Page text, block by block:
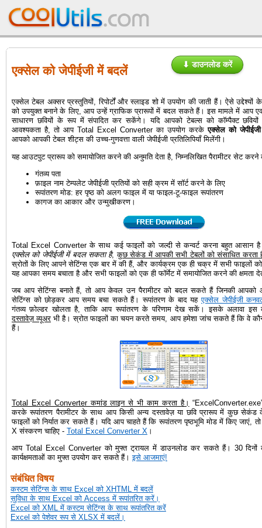
एक्सेल को जेपीईजी में बदलें ⬇ डाउनलोड करें
एक्सेल टेबल अक्सर प्रस्तुतियों, रिपोर्टों और स्लाइड शो में उपयोग की जाती हैं। ऐसे उद्देश्यों
को उपयुक्त बनाने के लिए, आप उन्हें ग्राफिक प्रारूपों में बदल सकते हैं। इस मामले में आप
साधारण छवियों के रूप में संपादित कर सकेंगे। यदि आपको टेबल्स को कॉम्पैक्ट छवियों
आवश्यकता है, तो आप Total Excel Converter का उपयोग करकेएक्सेल को
आपको आपकी टेबल शीट्स की उच्च-गुणवत्ता वाली जेपीईजी प्रतिलिपियाँ मिलेंगी।
यह आउटपुट प्रारूप को समायोजित करने की अनुमति देता है, निम्नलिखित पैरामीटर सेट करने
गंतव्य पता
फ़ाइल नाम टेम्पलेट जेपीईजी प्रतियों को सही क्रम में सॉर्ट करने के लिए
रूपांतरण मोड: हर पृष्ठ को अलग फाइल में या फाइल-टू-फाइल रूपांतरण
कागज का आकार और उन्मुखीकरण।
Total Excel Converter के साथ कई फाइलों को जल्दी से कन्वर्ट करना बहुत आसान
एक्सेल को जेपीईजी में बदल सकता है,कुछ सेकंड में आपकी सभी टेबलों को संसाधित करता
स्रोतों के लिए आपने सेटिंग्स एक बार में की हैं, और कार्यक्रम एक ही चक्र में सभी फाइलों
यह आपका समय बचाता है और सभी फाइलों को एक ही फॉर्मेट में समायोजित करने की क्षमता
जब आप सेटिंग्स बनाते हैं, तो आप केवल उन पैरामीटर को बदल सकते हैं जिनकी आपको
सेटिंग्स को छोड़कर आप समय बचा सकते हैं। रूपांतरण के बाद यहएक्सेल जेपीईजी
गंतव्य फ़ोल्डर खोलता है, ताकि आप रूपांतरण के परिणाम देख सकें। इसके अलावा इस
दस्तावेज़ व्यूअर भी है। स्रोत फाइलों का चयन करते समय, आप हमेशा जांच सकते हैं कि वे
हैं।
Total Excel Converter कमांड लाइन से भी काम करता है।
करके रूपांतरण पैरामीटर के साथ आप किसी अन्य दस्तावेज़ या छवि प्रारूप में कुछ सेकंड
फाइलों को निर्यात कर सकते हैं। यदि आप चाहते हैं कि रूपांतरण पृष्ठभूमि मोड में किए जाएं,
X संस्करण चाहिए - Total Excel Converter X ।
आप Total Excel Converter को मुफ्त ट्रायल में डाउनलोड कर सकते हैं। 30 दिनों
कार्यक्षमताओं का मुफ्त उपयोग कर सकते हैं।इसे आजमाएं!
संबंधित विषय
कस्टम सेटिंग्स के साथ Excel को XHTML में बदलें
सुविधा के साथ Excel को Access में रूपांतरित करें।
Excel को XML में कस्टम सेटिंग्स के साथ रूपांतरित करें
Excel को पेशेवर रूप से XLSX में बदलें।